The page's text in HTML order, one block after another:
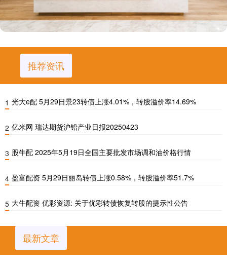
推荐资讯
1 光大e配 5月29日景23转债上涨4.01%，转股溢价率14.69%
2 亿米网 瑞达期货沪铅产业日报20250423
3 股牛配 2025年5月19日全国主要批发市场调和油价格行情
4 盈富配资 5月29日丽岛转债上涨0.58%，转股溢价率51.7%
5 大牛配资 优彩资源: 关于优彩转债恢复转股的提示性公告
最新文章